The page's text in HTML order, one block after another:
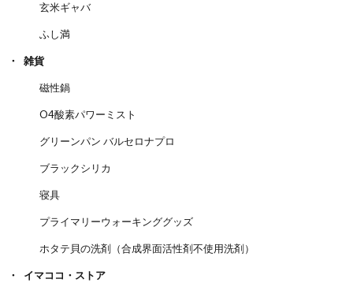
玄米ギャバ
ふし満
雑貨
磁性鍋
O4酸素パワーミスト
グリーンパン バルセロナプロ
ブラックシリカ
寝具
プライマリーウォーキンググッズ
ホタテ貝の洗剤（合成界面活性剤不使用洗剤）
イマココ・ストア